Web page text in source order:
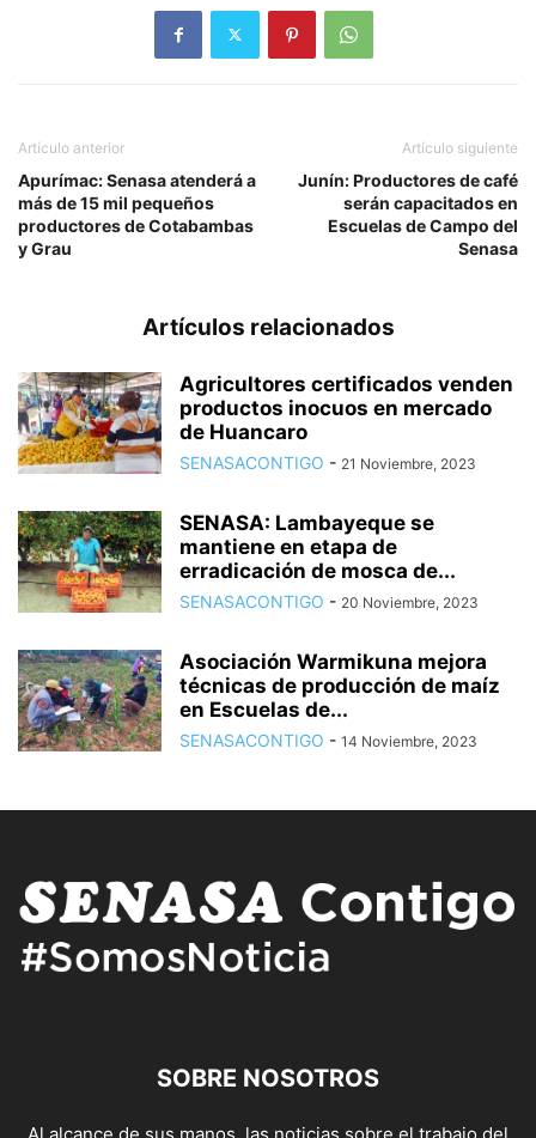
Artículo anterior
Apurímac: Senasa atenderá a
más de 15 mil pequeños
productores de Cotabambas
y Grau
Artículo siguiente
Junín: Productores de café
serán capacitados en
Escuelas de Campo del
Senasa
Artículos relacionados
Agricultores certificados venden
productos inocuos en mercado
de Huancaro
SENASACONTIGO - 21 Noviembre, 2023
SENASA: Lambayeque se
mantiene en etapa de
erradicación de mosca de...
SENASACONTIGO - 20 Noviembre, 2023
Asociación Warmikuna mejora
técnicas de producción de maíz
en Escuelas de...
SENASACONTIGO - 14 Noviembre, 2023
SOBRE NOSOTROS